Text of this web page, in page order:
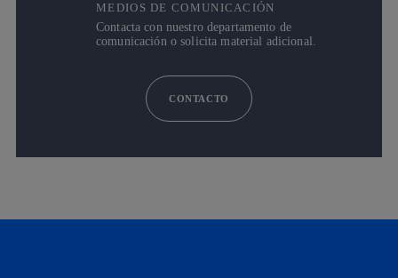
MEDIOS DE COMUNICACIÓN
Contacta con nuestro departamento de
comunicación o solicita material adicional.
CONTACTO